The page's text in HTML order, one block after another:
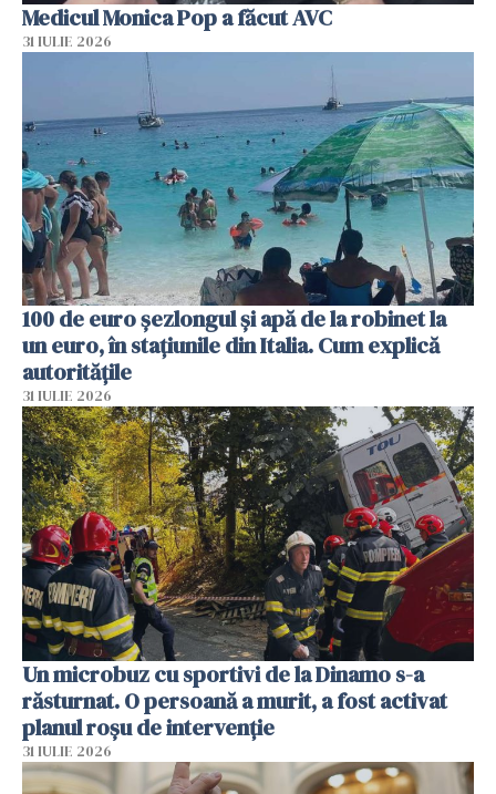
Medicul Monica Pop a făcut AVC
31 IULIE 2026
100 de euro șezlongul și apă de la robinet la
un euro, în stațiunile din Italia. Cum explică
autoritățile
31 IULIE 2026
Un microbuz cu sportivi de la Dinamo s-a
răsturnat. O persoană a murit, a fost activat
planul roșu de intervenție
31 IULIE 2026